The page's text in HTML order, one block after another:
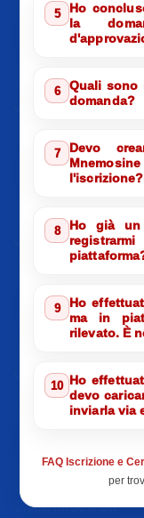
5
Ho
la
6
Quali sono
domanda?
7
Devo
l'iscrizione?
8
Ho già un
9
Ho
ma in
rilevato. È
10 Ho
devo
inviarla via
FAQ Iscrizione e
per